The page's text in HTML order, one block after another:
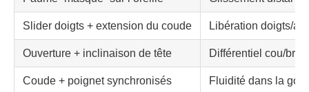
Slider doigts + extension du coude Libération doigts/
Ouverture + inclinaison de tête Différentiel cou/bras
Coude + poignet synchronisés Fluidité dans la